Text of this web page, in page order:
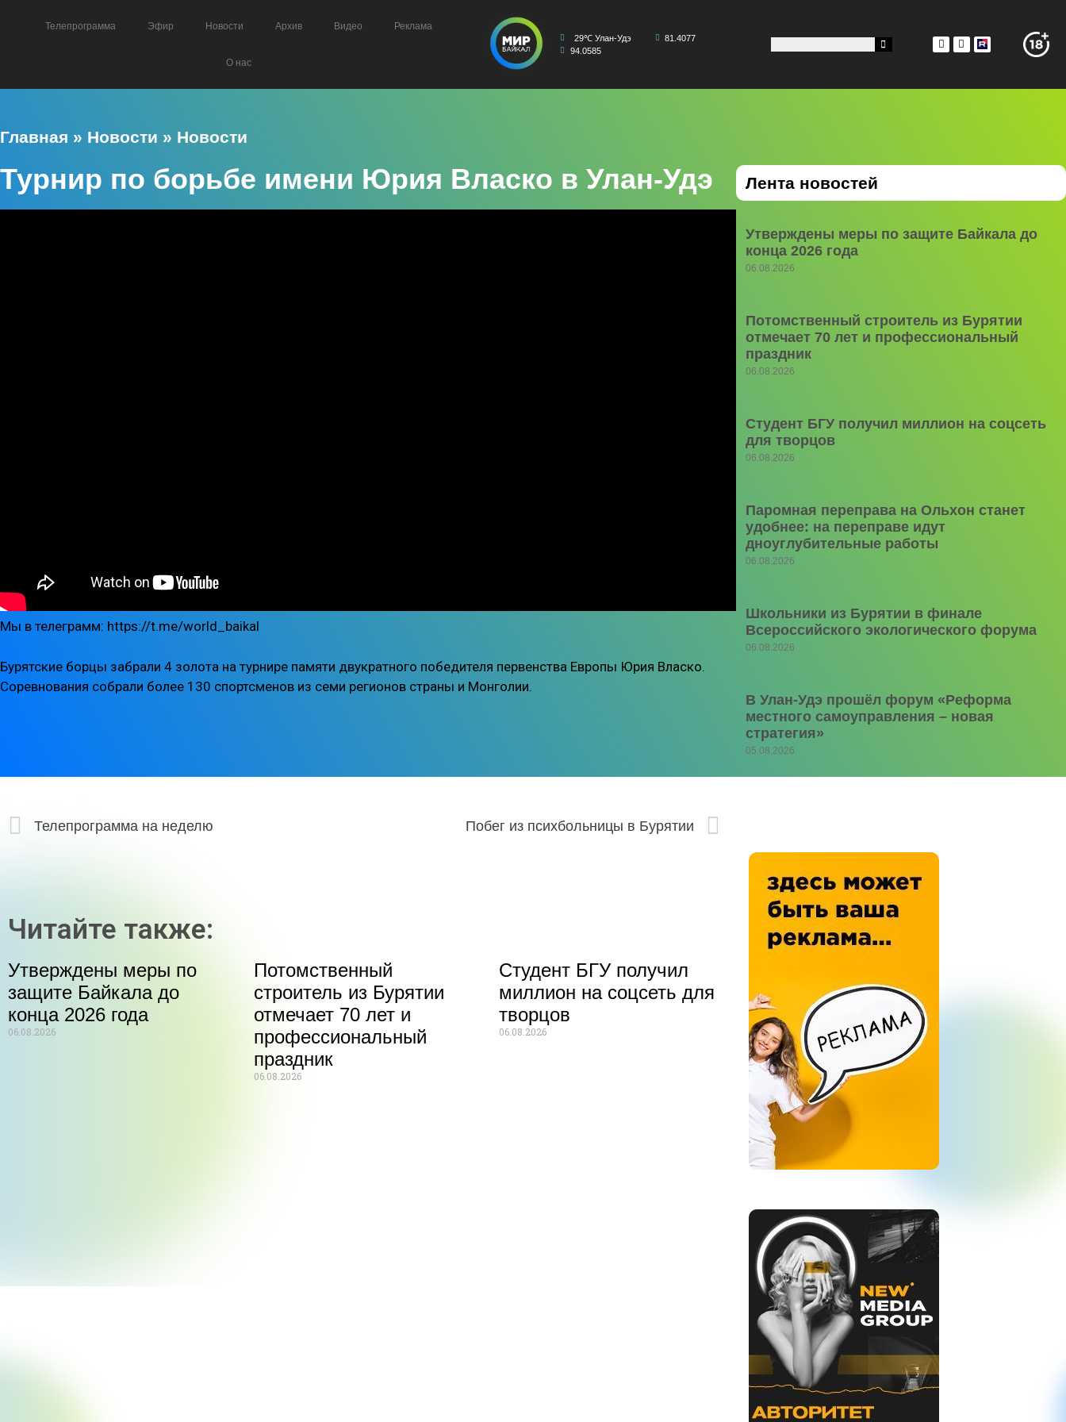
Телепрограмма Эфир Новости Архив Видео Реклама
О нас
29℃ Улан-Удэ
81.4077
94.0585
Главная » Новости » Новости
Турнир по борьбе имени Юрия Власко в Улан-Удэ
Мы в телеграмм: https://t.me/world_baikal
Бурятские борцы забрали 4 золота на турнире памяти двукратного победителя первенства Европы Юрия Власко.
Соревнования собрали более 130 спортсменов из семи регионов страны и Монголии.
Лента новостей
Утверждены меры по защите Байкала до
конца 2026 года
06.08.2026
Потомственный строитель из Бурятии
отмечает 70 лет и профессиональный
праздник
06.08.2026
Студент БГУ получил миллион на соцсеть
для творцов
06.08.2026
Паромная переправа на Ольхон станет
удобнее: на переправе идут
дноуглубительные работы
06.08.2026
Школьники из Бурятии в финале
Всероссийского экологического форума
06.08.2026
В Улан-Удэ прошёл форум «Реформа
местного самоуправления – новая
стратегия»
05.08.2026
Телепрограмма на неделю Побег из психбольницы в Бурятии
Читайте также:
Утверждены меры по
защите Байкала до
конца 2026 года
06.08.2026
Потомственный
строитель из Бурятии
отмечает 70 лет и
профессиональный
праздник
06.08.2026
Студент БГУ получил
миллион на соцсеть для
творцов
06.08.2026